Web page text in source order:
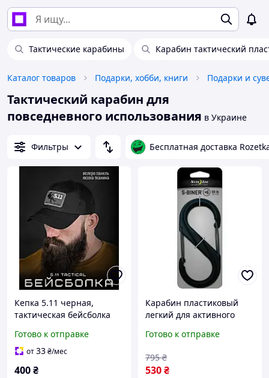
Тактические карабины Карабин тактический
Каталог товаров Подарки, хобби, книги Подарки и
Тактический карабин для
повседневного использования в Украине
Фильтры Бесплатная доставка
Кепка 5.11 черная,
тактическая бейсболка
страйкбола и
повседневного
Готово к отправке
от33₴/мес
400₴
Карабин пластиковый
легкий для активного
использования 22.7 кг
FLAME
Готово к отправке
530₴
795 ₴